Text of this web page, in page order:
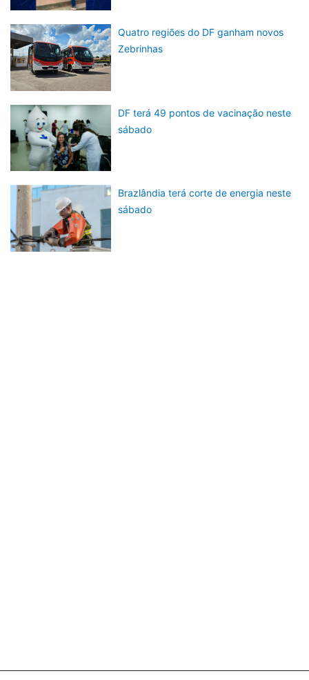
Quatro regiões do DF ganham novos
Zebrinhas
DF terá 49 pontos de vacinação neste
sábado
Brazlândia terá corte de energia neste
sábado